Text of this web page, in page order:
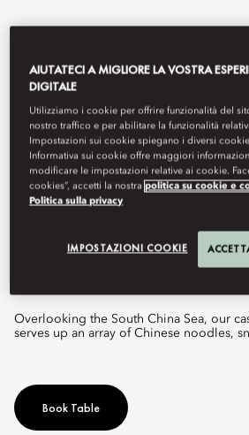
View All
MEE & MIAN
Overlooking the South China Sea, our casual Mee & Mian Bar,
serves up an array of Chinese noodles,
Book Table
AIUTATECI A MIGLIORE LA VOSTRA
DIGITALE
Utilizziamo i cookie per offrire funzionalità del
nostro traffico e per abilitare la funzionalità
Impostazioni sui cookie spiegano i diversi
Informativa sui cookie offre maggiori
modificare le impostazioni relative ai cookie.
cookies”, accetti la nostrapolitica su cookie e
Politica sulla privacy
IMPOSTAZIONI COOKIE